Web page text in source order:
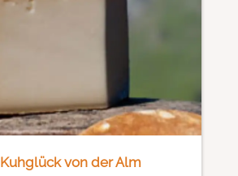
Kuhglück von der Alm